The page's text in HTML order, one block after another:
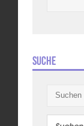
Suche
nach: